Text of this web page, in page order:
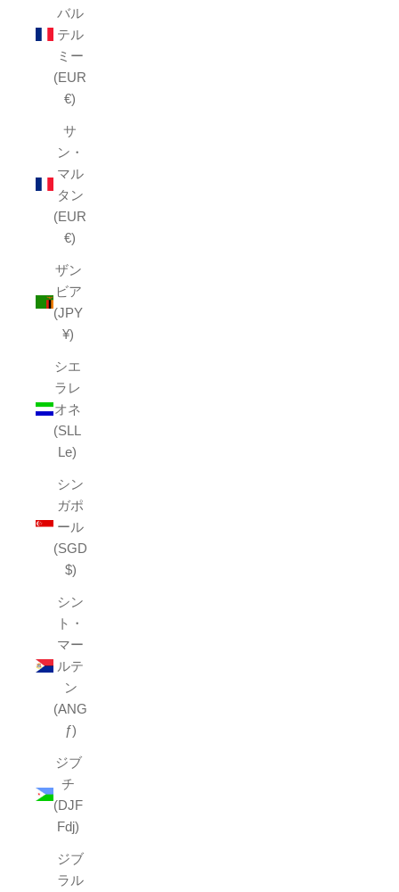
バル
テル
ミー
(EUR
€)
サ
ン・
マル
タン
(EUR
€)
ザン
ビア
(JPY
¥)
シエ
ラレ
オネ
(SLL
Le)
シン
ガポ
ール
(SGD
$)
シン
ト・
マー
ルテ
ン
(ANG
ƒ)
ジブ
チ
(DJF
Fdj)
ジブ
ラル